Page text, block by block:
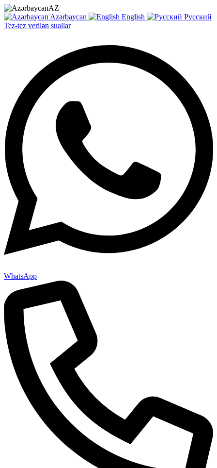
AZ
Azərbaycan
English
Русский
Tez-tez verilən suallar
WhatsApp